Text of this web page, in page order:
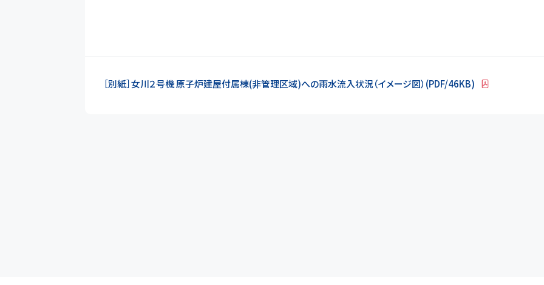
［別紙］女川２号機 原子炉建屋付属棟(非管理区域)への雨水流入状況（イメージ図）(PDF/46KB)